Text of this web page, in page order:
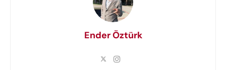
Ender Öztürk